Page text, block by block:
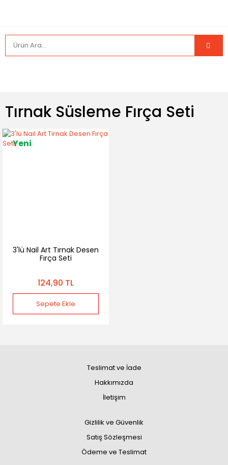
Tırnak Süsleme Fırça Seti
Yeni
3'lü Nail Art Tırnak Desen
Fırça Seti
124,90 TL
Sepete Ekle
Teslimat ve İade
Hakkımızda
İletişim
Gizlilik ve Güvenlik
Satış Sözleşmesi
Ödeme ve Teslimat